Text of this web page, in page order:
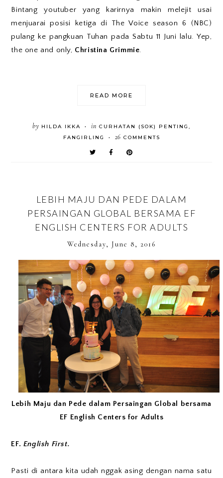
Bintang youtuber yang karirnya makin melejit usai
menjuarai posisi ketiga di The Voice season 6 (NBC)
pulang ke pangkuan Tuhan pada Sabtu 11 Juni lalu. Yep,
the one and only, Christina Grimmie.
READ MORE
by HILDA IKKA • in CURHATAN (SOK) PENTING ,
FANGIRLING
• 26 COMMENTS
LEBIH MAJU DAN PEDE DALAM
PERSAINGAN GLOBAL BERSAMA EF
ENGLISH CENTERS FOR ADULTS
Wednesday, June 8, 2016
Lebih Maju dan Pede dalam Persaingan Global bersama
EF English Centers for Adults
EF. English First.
Pasti di antara kita udah nggak asing dengan nama satu